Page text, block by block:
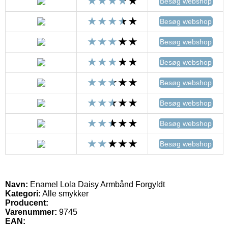
Besøg webshop
Besøg webshop
Besøg webshop
Besøg webshop
Besøg webshop
Besøg webshop
Besøg webshop
Navn: Enamel Lola Daisy Armbånd Forgyldt
Kategori: Alle smykker
Producent:
Varenummer: 9745
EAN: